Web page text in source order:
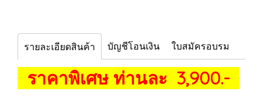
รายละเอียดสินค้า บัญชีโอนเงิน ใบสมัครอบรม
ราคาพิเศษ ท่านละ 3,900.-